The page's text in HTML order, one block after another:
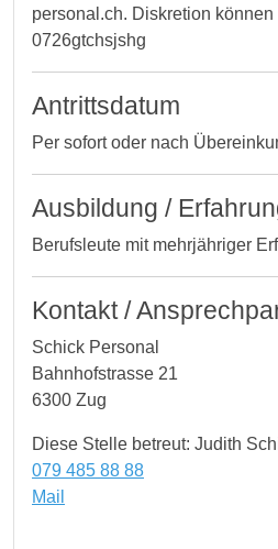
personal.ch. Diskretion
0726gtchsjshg
Antrittsdatum
Per sofort oder nach
Ausbildung /
Berufsleute mit mehrjähriger
Kontakt /
Schick Personal
Bahnhofstrasse 21
6300 Zug
Diese Stelle betreut: Judith
079 485 88 88
Mail